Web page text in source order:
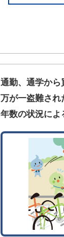
通勤、通学から
万が一盗難され
年数の状況によ